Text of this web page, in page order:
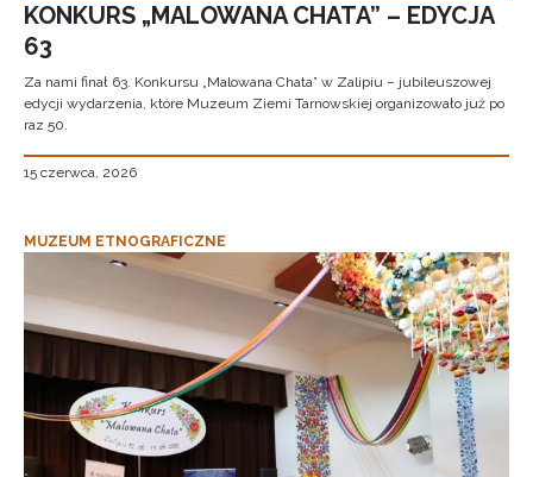
KONKURS „MALOWANA CHATA” – EDYCJA
63
Za nami finał 63. Konkursu „Malowana Chata” w Zalipiu – jubileuszowej
edycji wydarzenia, które Muzeum Ziemi Tarnowskiej organizowało już po
raz 50.
15 czerwca, 2026
MUZEUM ETNOGRAFICZNE